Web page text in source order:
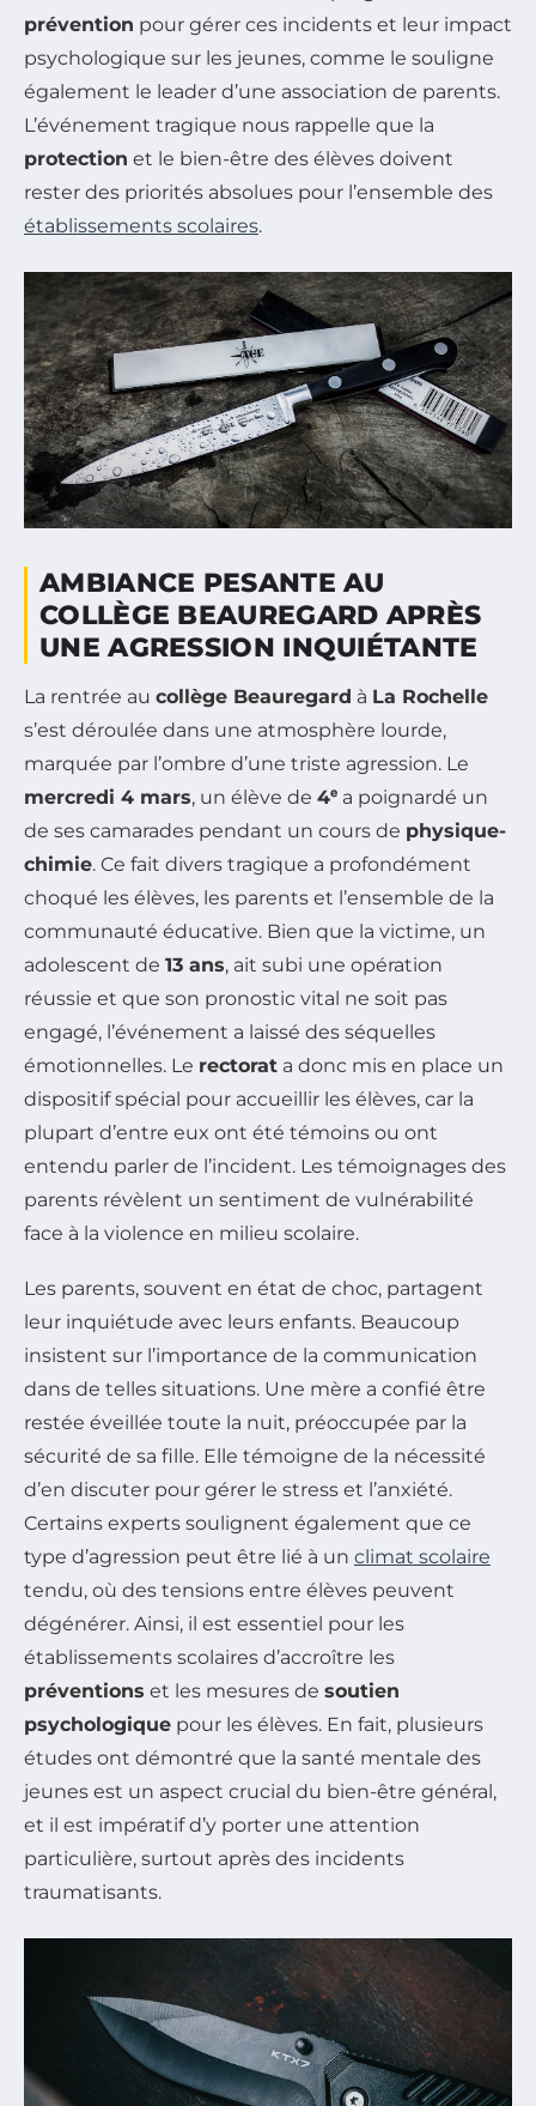
prévention pour gérer ces incidents et leur impact
psychologique sur les jeunes, comme le souligne
également le leader d’une association de parents.
L’événement tragique nous rappelle que la
protection et le bien-être des élèves doivent
rester des priorités absolues pour l’ensemble des
établissements scolaires.
AMBIANCE PESANTE AU
COLLÈGE BEAUREGARD APRÈS
UNE AGRESSION INQUIÉTANTE
La rentrée au collège Beauregard à La Rochelle
s’est déroulée dans une atmosphère lourde,
marquée par l’ombre d’une triste agression. Le
mercredi 4 mars, un élève de 4ᵉ a poignardé un
de ses camarades pendant un cours de physique-
chimie. Ce fait divers tragique a profondément
choqué les élèves, les parents et l’ensemble de la
communauté éducative. Bien que la victime, un
adolescent de 13 ans, ait subi une opération
réussie et que son pronostic vital ne soit pas
engagé, l’événement a laissé des séquelles
émotionnelles. Le rectorat a donc mis en place un
dispositif spécial pour accueillir les élèves, car la
plupart d’entre eux ont été témoins ou ont
entendu parler de l’incident. Les témoignages des
parents révèlent un sentiment de vulnérabilité
face à la violence en milieu scolaire.
Les parents, souvent en état de choc, partagent
leur inquiétude avec leurs enfants. Beaucoup
insistent sur l’importance de la communication
dans de telles situations. Une mère a confié être
restée éveillée toute la nuit, préoccupée par la
sécurité de sa fille. Elle témoigne de la nécessité
d’en discuter pour gérer le stress et l’anxiété.
Certains experts soulignent également que ce
type d’agression peut être lié à un climat scolaire
tendu, où des tensions entre élèves peuvent
dégénérer. Ainsi, il est essentiel pour les
établissements scolaires d’accroître les
préventions et les mesures de soutien
psychologique pour les élèves. En fait, plusieurs
études ont démontré que la santé mentale des
jeunes est un aspect crucial du bien-être général,
et il est impératif d’y porter une attention
particulière, surtout après des incidents
traumatisants.